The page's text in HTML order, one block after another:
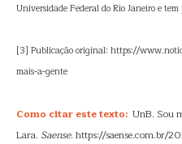
Universidade Federal do Rio Janeiro e
[3] Publicação original: https://
mais-a-gente
Como citar este texto: UnB. Sou
Lara. Saense. https://saense.com.br/